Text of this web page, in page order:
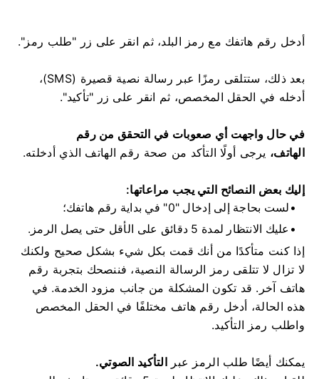
أدخل رقم هاتفك مع رمز البلد، ثم انقر على زر "طلب رمز".
بعد ذلك، ستتلقى رمزًا عبر رسالة نصية قصيرة (SMS)،
أدخله في الحقل المخصص، ثم انقر على زر "تأكيد".
في حال واجهت أي صعوبات في التحقق من رقم
الهاتف، يرجى أولًا التأكد من صحة رقم الهاتف الذي أدخلته.
إليك بعض النصائح التي يجب مراعاتها:
لست بحاجة إلى إدخال "0" في بداية رقم هاتفك؛
عليك الانتظار لمدة 5 دقائق على الأقل حتى يصل الرمز.
إذا كنت متأكدًا من أنك قمت بكل شيء بشكل صحيح ولكنك
لا تزال لا تتلقى رمز الرسالة النصية، فننصحك بتجربة رقم
هاتف آخر. قد تكون المشكلة من جانب مزود الخدمة. في
هذه الحالة، أدخل رقم هاتف مختلفًا في الحقل المخصص
واطلب رمز التأكيد.
يمكنك أيضًا طلب الرمز عبر التأكيد الصوتي.